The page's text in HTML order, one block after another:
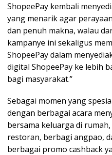
ShopeePay kembali
yang menarik agar
dan penuh makna, walau
kampanye ini sekaligus
ShopeePay dalam
digital ShopeePay ke lebih
bagi masyarakat.”
Sebagai momen yang
dengan berbagai acara
bersama keluarga di
restoran, berbagi angpao,
berbagai promo cashback